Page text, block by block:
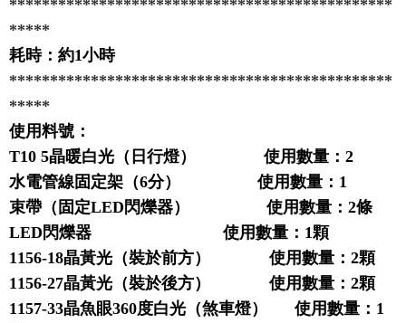
***********************************************
*****
耗時：約1小時
***********************************************
*****
使用料號：
T10 5晶暖白光（日行燈） 使用數量：2
水電管線固定架（6分） 使用數量：1
束帶（固定LED閃爍器） 使用數量：2條
LED閃爍器 使用數量：1顆
1156-18晶黃光（裝於前方） 使用數量：2顆
1156-27晶黃光（裝於後方） 使用數量：2顆
1157-33晶魚眼360度白光（煞車燈） 使用數量：1